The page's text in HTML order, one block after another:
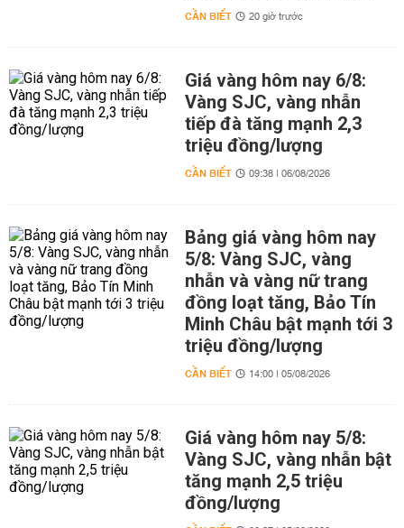
CẦN BIẾT 20 giờ trước
Giá vàng hôm nay 6/8:
Vàng SJC, vàng nhẫn
tiếp đà tăng mạnh 2,3
triệu đồng/lượng
CẦN BIẾT 09:38 | 06/08/2026
Bảng giá vàng hôm nay
5/8: Vàng SJC, vàng
nhẫn và vàng nữ trang
đồng loạt tăng, Bảo Tín
Minh Châu bật mạnh tới 3
triệu đồng/lượng
CẦN BIẾT 14:00 | 05/08/2026
Giá vàng hôm nay 5/8:
Vàng SJC, vàng nhẫn bật
tăng mạnh 2,5 triệu
đồng/lượng